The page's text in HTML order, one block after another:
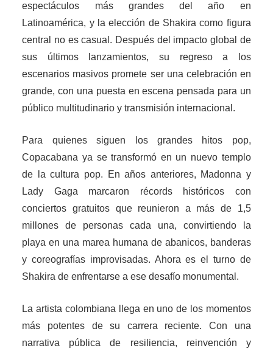
espectáculos más grandes del año en
Latinoamérica, y la elección de Shakira como figura
central no es casual. Después del impacto global de
sus últimos lanzamientos, su regreso a los
escenarios masivos promete ser una celebración en
grande, con una puesta en escena pensada para un
público multitudinario y transmisión internacional.
Para quienes siguen los grandes hitos pop,
Copacabana ya se transformó en un nuevo templo
de la cultura pop. En años anteriores, Madonna y
Lady Gaga marcaron récords históricos con
conciertos gratuitos que reunieron a más de 1,5
millones de personas cada una, convirtiendo la
playa en una marea humana de abanicos, banderas
y coreografías improvisadas. Ahora es el turno de
Shakira de enfrentarse a ese desafío monumental.
La artista colombiana llega en uno de los momentos
más potentes de su carrera reciente. Con una
narrativa pública de resiliencia, reinvención y